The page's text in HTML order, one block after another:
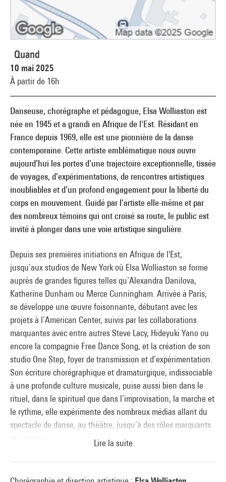
Danseuse, chorégraphe et pédagogue, Elsa Wolliaston est
née en 1945 et a grandi en Afrique de l'Est. Résidant en
France depuis 1969, elle est une pionnière de la danse
contemporaine. Cette artiste emblématique nous ouvre
aujourd’hui les portes d’une trajectoire exceptionnelle, tissée
de voyages, d’expérimentations, de rencontres artistiques
inoubliables et d’un profond engagement pour la liberté du
corps en mouvement. Guidé par l’artiste elle-même et par
des nombreux témoins qui ont croisé sa route, le public est
invité à plonger dans une voie artistique singulière.
Depuis ses premières initiations en Afrique de l'Est,
jusqu’aux studios de New York où Elsa Wolliaston se forme
auprès de grandes figures telles qu’Alexandra Danilova,
Katherine Dunham ou Merce Cunningham. Arrivée à Paris,
se développe une œuvre foisonnante, débutant avec les
projets à l’American Center, suivis par les collaborations
marquantes avec entre autres Steve Lacy, Hideyuki Yano ou
encore la compagnie Free Dance Song, et la création de son
studio One Step, foyer de transmission et d’expérimentation.
Son écriture chorégraphique et dramaturgique, indissociable
à une profonde culture musicale, puise aussi bien dans le
rituel, dans le spirituel que dans l’improvisation, la marche et
le rythme, elle expérimente des nombreux médias allant du
spectacle de danse, au théâtre, jusqu’à des rôles marquants
Cette célébration collective prend la forme d'une immersion
vivante dans une œuvre en perpétuel mouvement, et raconte
Lire la suite
Quand
10 mai 2025
À partir de 16h